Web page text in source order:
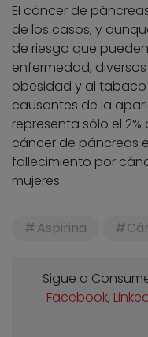
El cáncer de
de los casos, y
de riesgo que
enfermedad,
obesidad y al
causantes de la
representa sólo el
cáncer de páncreas
fallecimiento por
mujeres.
Aspirina
Sigue a
Facebook,